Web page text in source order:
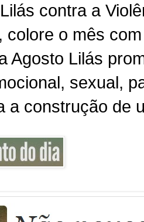
contra a
colore o mês
Agosto Lilás
sexual,
a construção de